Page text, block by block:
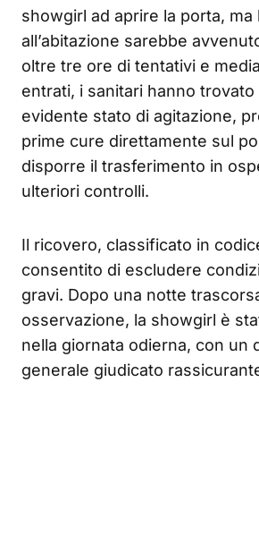
showgirl ad aprire la porta, ma
all’abitazione sarebbe
oltre tre ore di tentativi e
entrati, i sanitari hanno trovato
evidente stato di agitazione,
prime cure direttamente sul
disporre il trasferimento in
ulteriori controlli.
Il ricovero, classificato in
consentito di escludere
gravi. Dopo una notte
osservazione, la showgirl è
nella giornata odierna, con un
generale giudicato